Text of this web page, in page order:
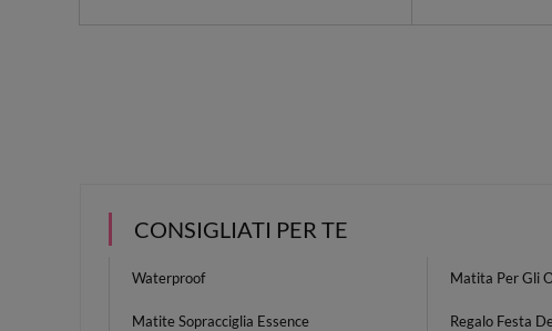
CONSIGLIATI PER TE
Waterproof Matita Per Gli
Matite Sopracciglia Essence
Regalo Festa